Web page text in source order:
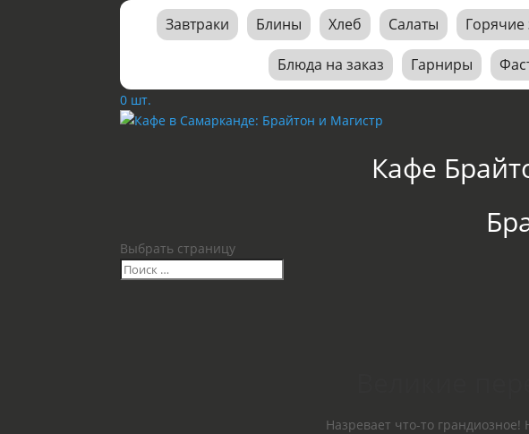
Завтраки Блины Хлеб Салаты Горячие
Блюда на заказ Гарниры
0 шт.
Кафе
Выбрать страницу
Назревает что-то грандиозное!